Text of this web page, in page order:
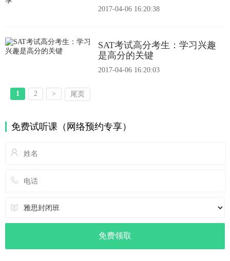
2017-04-06 16:20:38
SAT考试高分考生：学习兴趣
是高分的关键
2017-04-06 16:20:03
1 2 > 尾页
免费试听课（网络预约专享）